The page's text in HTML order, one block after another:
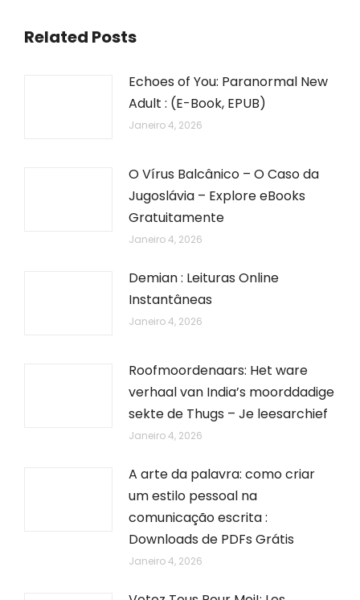
Related Posts
Echoes of You: Paranormal New
Adult : (E-Book, EPUB)
Janeiro 4, 2026
O Vírus Balcânico – O Caso da
Jugoslávia – Explore eBooks
Gratuitamente
Janeiro 4, 2026
Demian : Leituras Online
Instantâneas
Janeiro 4, 2026
Roofmoordenaars: Het ware
verhaal van India’s moorddadige
sekte de Thugs – Je leesarchief
Janeiro 4, 2026
A arte da palavra: como criar
um estilo pessoal na
comunicação escrita :
Downloads de PDFs Grátis
Janeiro 4, 2026